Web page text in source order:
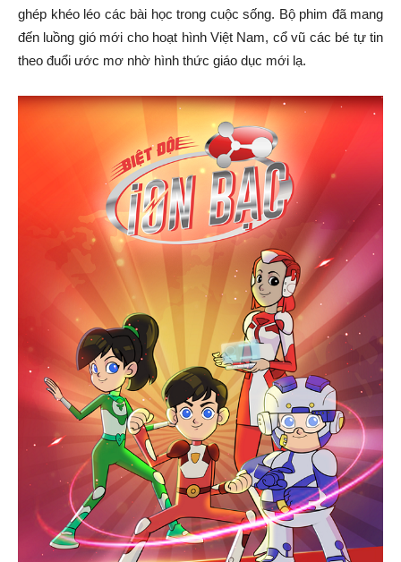
ghép khéo léo các bài học trong cuộc sống. Bộ phim đã mang
đến luồng gió mới cho hoạt hình Việt Nam, cổ vũ các bé tự tin
theo đuổi ước mơ nhờ hình thức giáo dục mới lạ.